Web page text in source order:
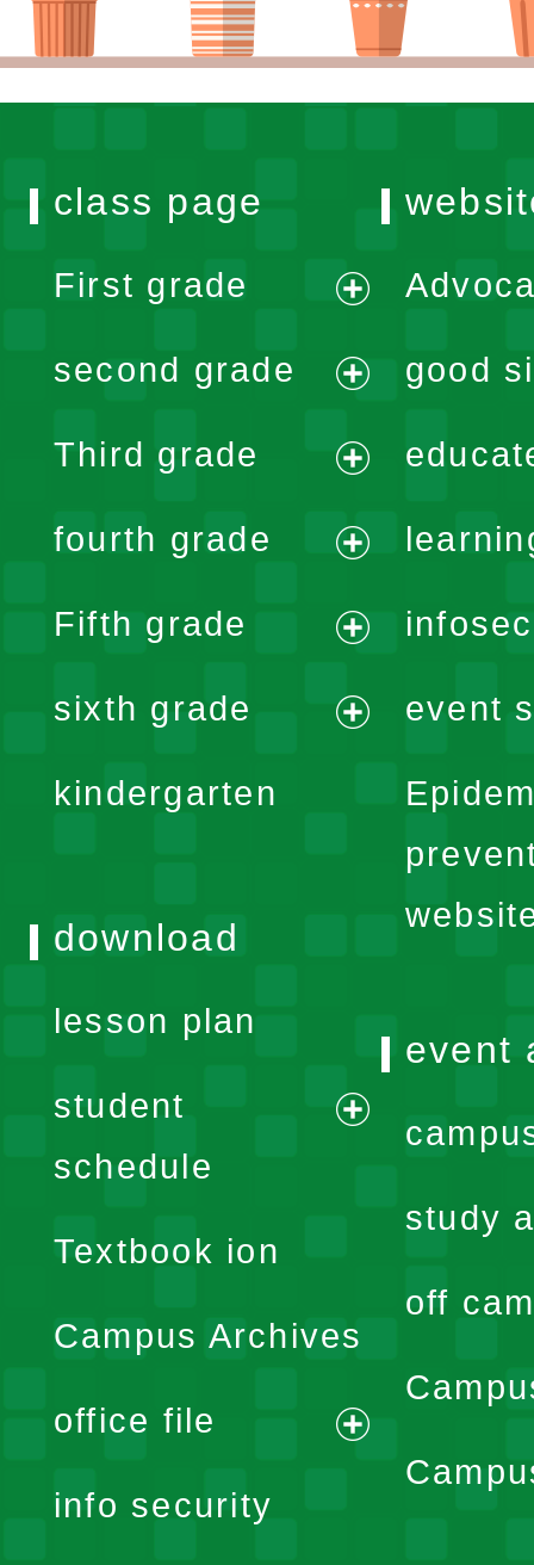
class page
First grade
menu
second grade
menu
Third grade
menu
fourth grade
menu
Fifth grade
menu
sixth grade
kindergarten
good
event
download
lesson plan
student
schedule
expand
menu
Textbook ion
Campus Archives
office file
expand
info security
event
study
off